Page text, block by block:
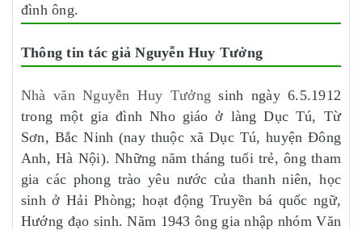
đình ông.
Thông tin tác giả Nguyễn Huy Tưởng
Nhà văn Nguyễn Huy Tưởng sinh ngày 6.5.1912
trong một gia đình Nho giáo ở làng Dục Tú, Từ
Sơn, Bắc Ninh (nay thuộc xã Dục Tú, huyện Đông
Anh, Hà Nội). Những năm tháng tuổi trẻ, ông tham
gia các phong trào yêu nước của thanh niên, học
sinh ở Hải Phòng; hoạt động Truyền bá quốc ngữ,
Hướng đạo sinh. Năm 1943 ông gia nhập nhóm Văn